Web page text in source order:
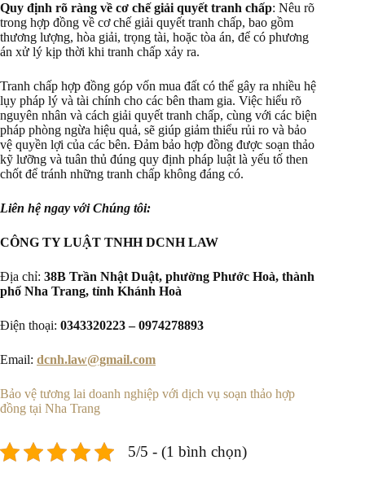
Quy định rõ ràng về cơ chế giải quyết tranh chấp: Nêu rõ
trong hợp đồng về cơ chế giải quyết tranh chấp, bao gồm
thương lượng, hòa giải, trọng tài, hoặc tòa án, để có phương
án xử lý kịp thời khi tranh chấp xảy ra.
Tranh chấp hợp đồng góp vốn mua đất có thể gây ra nhiều hệ
lụy pháp lý và tài chính cho các bên tham gia. Việc hiểu rõ
nguyên nhân và cách giải quyết tranh chấp, cùng với các biện
pháp phòng ngừa hiệu quả, sẽ giúp giảm thiểu rủi ro và bảo
vệ quyền lợi của các bên. Đảm bảo hợp đồng được soạn thảo
kỹ lưỡng và tuân thủ đúng quy định pháp luật là yếu tố then
chốt để tránh những tranh chấp không đáng có.
Liên hệ ngay với Chúng tôi:
CÔNG TY LUẬT TNHH DCNH LAW
Địa chỉ: 38B Trần Nhật Duật, phường Phước Hoà, thành
phố Nha Trang, tỉnh Khánh Hoà
Điện thoại: 0343320223 – 0974278893
Email: dcnh.law@gmail.com
Bảo vệ tương lai doanh nghiệp với dịch vụ soạn thảo hợp
đồng tại Nha Trang
5/5 - (1 bình chọn)